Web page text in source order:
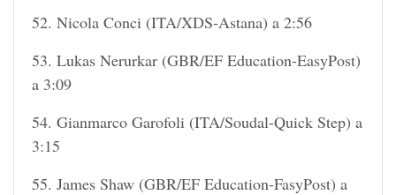
52. Nicola Conci (ITA/XDS-Astana) a 2:56
53. Lukas Nerurkar (GBR/EF Education-EasyPost)
a 3:09
54. Gianmarco Garofoli (ITA/Soudal-Quick Step) a
3:15
55. James Shaw (GBR/EF Education-FasyPost) a